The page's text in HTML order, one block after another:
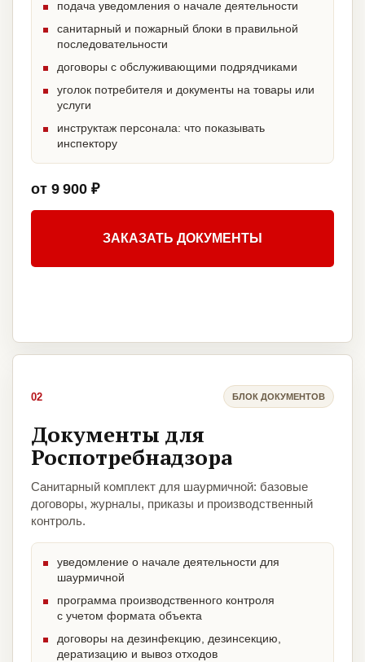
подача уведомления о начале деятельности
санитарный и пожарный блоки в правильной
последовательности
договоры с обслуживающими подрядчиками
уголок потребителя и документы на товары или
услуги
инструктаж персонала: что показывать
инспектору
от 9 900 ₽
ЗАКАЗАТЬ ДОКУМЕНТЫ
02 БЛОК ДОКУМЕНТОВ
Документы для
Роспотребнадзора
Санитарный комплект для шаурмичной: базовые
договоры, журналы, приказы и производственный
контроль.
уведомление о начале деятельности для
шаурмичной
программа производственного контроля
с учетом формата объекта
договоры на дезинфекцию, дезинсекцию,
дератизацию и вывоз отходов